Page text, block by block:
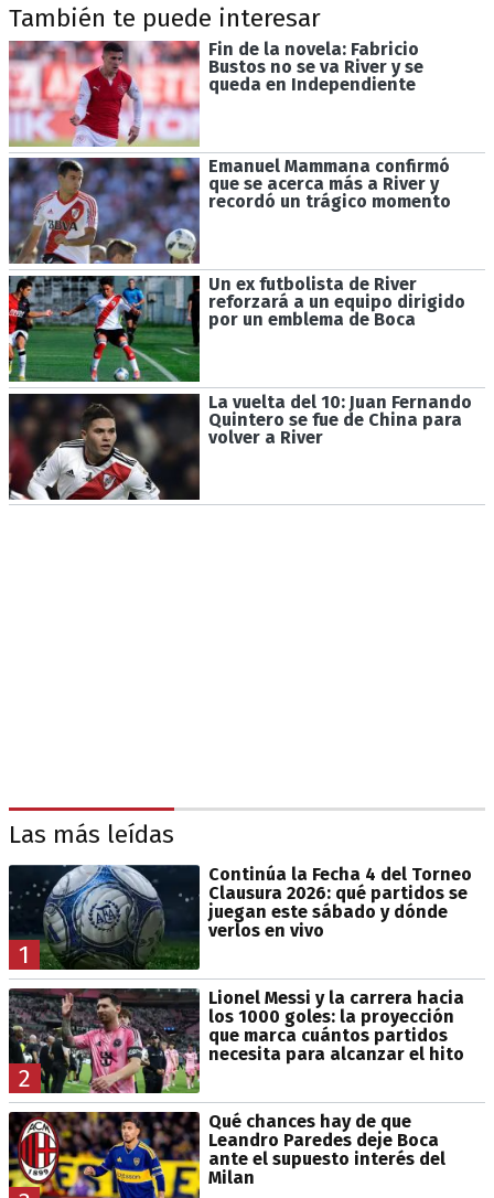
También te puede interesar
Fin de la novela: Fabricio
Bustos no se va River y se
queda en Independiente
Emanuel Mammana confirmó
que se acerca más a River y
recordó un trágico momento
Un ex futbolista de River
reforzará a un equipo dirigido
por un emblema de Boca
La vuelta del 10: Juan Fernando
Quintero se fue de China para
volver a River
Las más leídas
1
Continúa la Fecha 4 del Torneo
Clausura 2026: qué partidos se
juegan este sábado y dónde
verlos en vivo
2
Lionel Messi y la carrera hacia
los 1000 goles: la proyección
que marca cuántos partidos
necesita para alcanzar el hito
Qué chances hay de que
Leandro Paredes deje Boca
ante el supuesto interés del
Milan